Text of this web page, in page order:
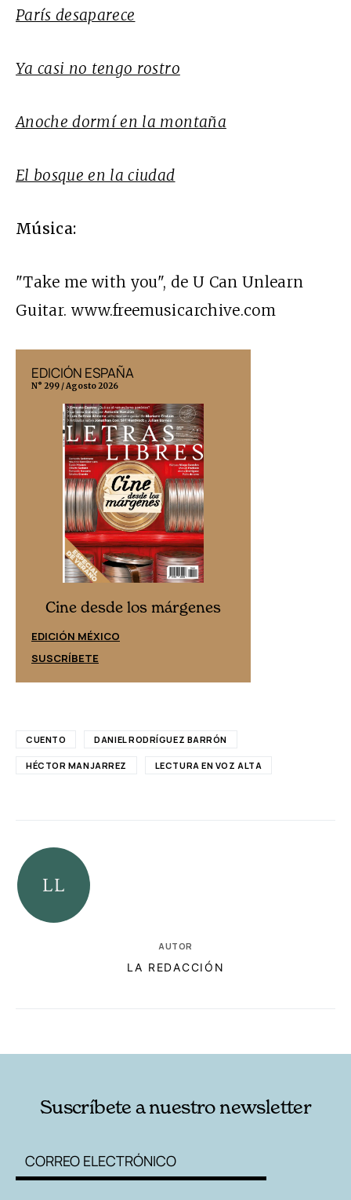
París desaparece
Ya casi no tengo rostro
Anoche dormí en la montaña
El bosque en la ciudad
Música:
"Take me with you", de U Can Unlearn
Guitar. www.freemusicarchive.com
EDICIÓN ESPAÑA
N° 299 / Agosto 2026
Cine desde los márgenes
EDICIÓN MÉXICO
SUSCRÍBETE
CUENTO DANIEL RODRÍGUEZ BARRÓN
HÉCTOR MANJARREZ LECTURA EN VOZ ALTA
AUTOR
LA REDACCIÓN
Suscríbete a nuestro newsletter